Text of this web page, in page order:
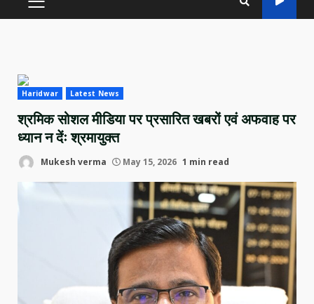
PRIMARY
Haridwar Latest News
श्रमिक सोशल मीडिया पर प्रसारित खबरों एवं अफवाह पर
ध्यान न देंः श्रमायुक्त
Mukesh verma May 15, 2026 1 min read